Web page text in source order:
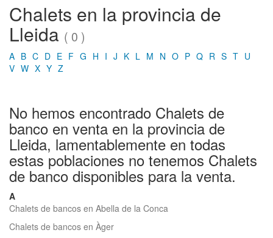
Chalets en la provincia de
Lleida ( 0 )
A B C D E F G H I J K L M N O P Q R S T U
V W X Y Z
No hemos encontrado Chalets de
banco en venta en la provincia de
Lleida, lamentablemente en todas
estas poblaciones no tenemos Chalets
de banco disponibles para la venta.
A
Chalets de bancos en Abella de la Conca
Chalets de bancos en Àger